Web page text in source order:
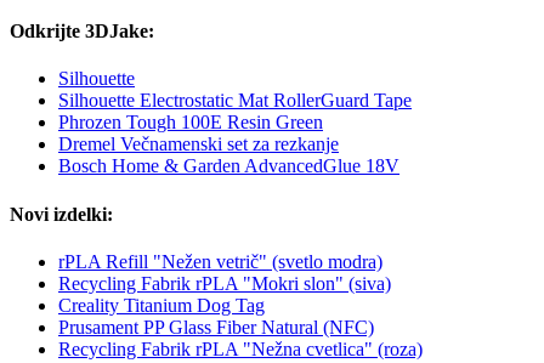
Odkrijte 3DJake:
Silhouette
Silhouette Electrostatic Mat RollerGuard Tape
Phrozen Tough 100E Resin Green
Dremel Večnamenski set za rezkanje
Bosch Home & Garden AdvancedGlue 18V
Novi izdelki:
rPLA Refill "Nežen vetrič" (svetlo modra)
Recycling Fabrik rPLA "Mokri slon" (siva)
Creality Titanium Dog Tag
Prusament PP Glass Fiber Natural (NFC)
Recycling Fabrik rPLA "Nežna cvetlica" (roza)